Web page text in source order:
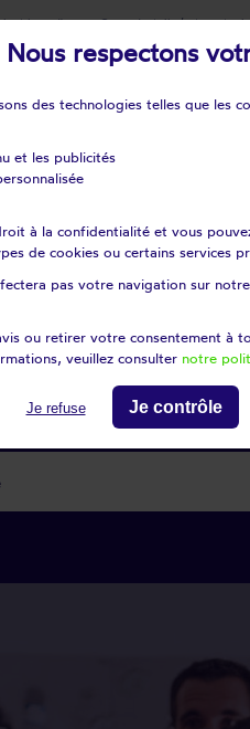
hors d'usage. Cependant, il n’est pas
le treuil, ou encore les verrous de
un devis gratuit en 48h.
avec interrupteurs de commande.
(PVC, aluminium ou bois), et sur
nos intervenants Repar’stores
Modifier ma
Nous respectons
des technologies telles que les
et les publicités
à la confidentialité et vous
de cookies ou certains services
pas votre navigation sur
ou retirer votre consentement à
veuillez consulter notre
Je refuse Je contrôle